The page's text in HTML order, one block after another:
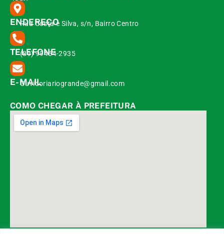
ENDEREÇO
Rua Costa e Silva, s/n, Bairro Centro
TELEFONE
(89) 99454-2935
E-MAIL
Ouvidoriariogrande@gmail.com
COMO CHEGAR À PREFEITURA